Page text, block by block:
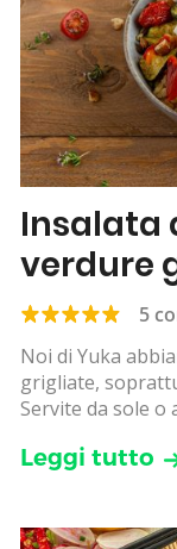
Insalata
verdure
5
Noi di Yuka
grigliate,
Servite da sole o
Leggi tutto